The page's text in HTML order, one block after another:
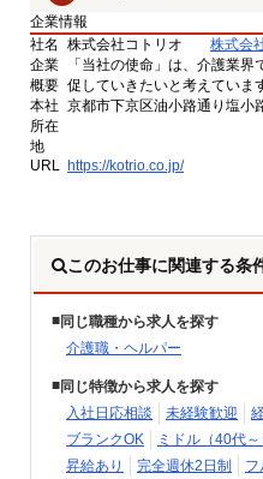
企業情報
社名
株式会社コトリオ
株式会
企業
概要
「当社の使命」は、介護業
促していきたいと考えてい
本社
所在
地
京都市下京区油小路通り塩
URL https://kotrio.co.jp/
このお仕事に関連する条
同じ職種から求人を探す
介護職・ヘルパー
同じ特徴から求人を探す
入社日応相談
未経験歓迎
ブランクOK
ミドル（40代
昇給あり
完全週休2日制 フ